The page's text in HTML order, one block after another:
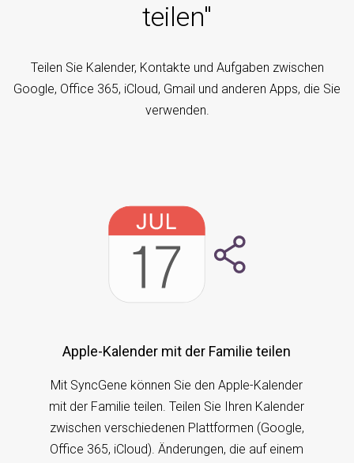
teilen"
Teilen Sie Kalender, Kontakte und Aufgaben zwischen
Google, Office 365, iCloud, Gmail und anderen Apps, die Sie
verwenden.
Apple-Kalender mit der Familie teilen
Mit SyncGene können Sie den Apple-Kalender
mit der Familie teilen. Teilen Sie Ihren Kalender
zwischen verschiedenen Plattformen (Google,
Office 365, iCloud). Änderungen, die auf einem